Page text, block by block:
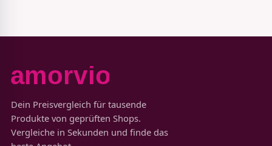
Dein Preisvergleich für tausende
Produkte von geprüften Shops.
Vergleiche in Sekunden und finde das